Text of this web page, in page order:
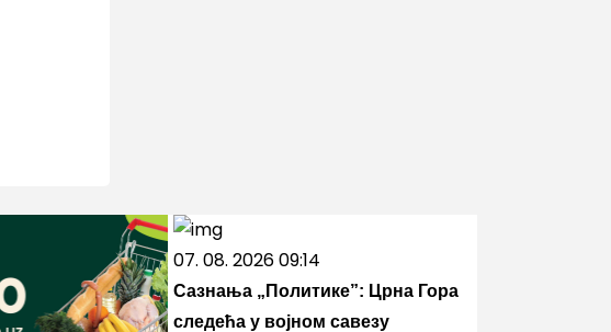
07. 08. 2026 09:14
Сазнања „Политике”: Црна Гора
следећа у војном савезу